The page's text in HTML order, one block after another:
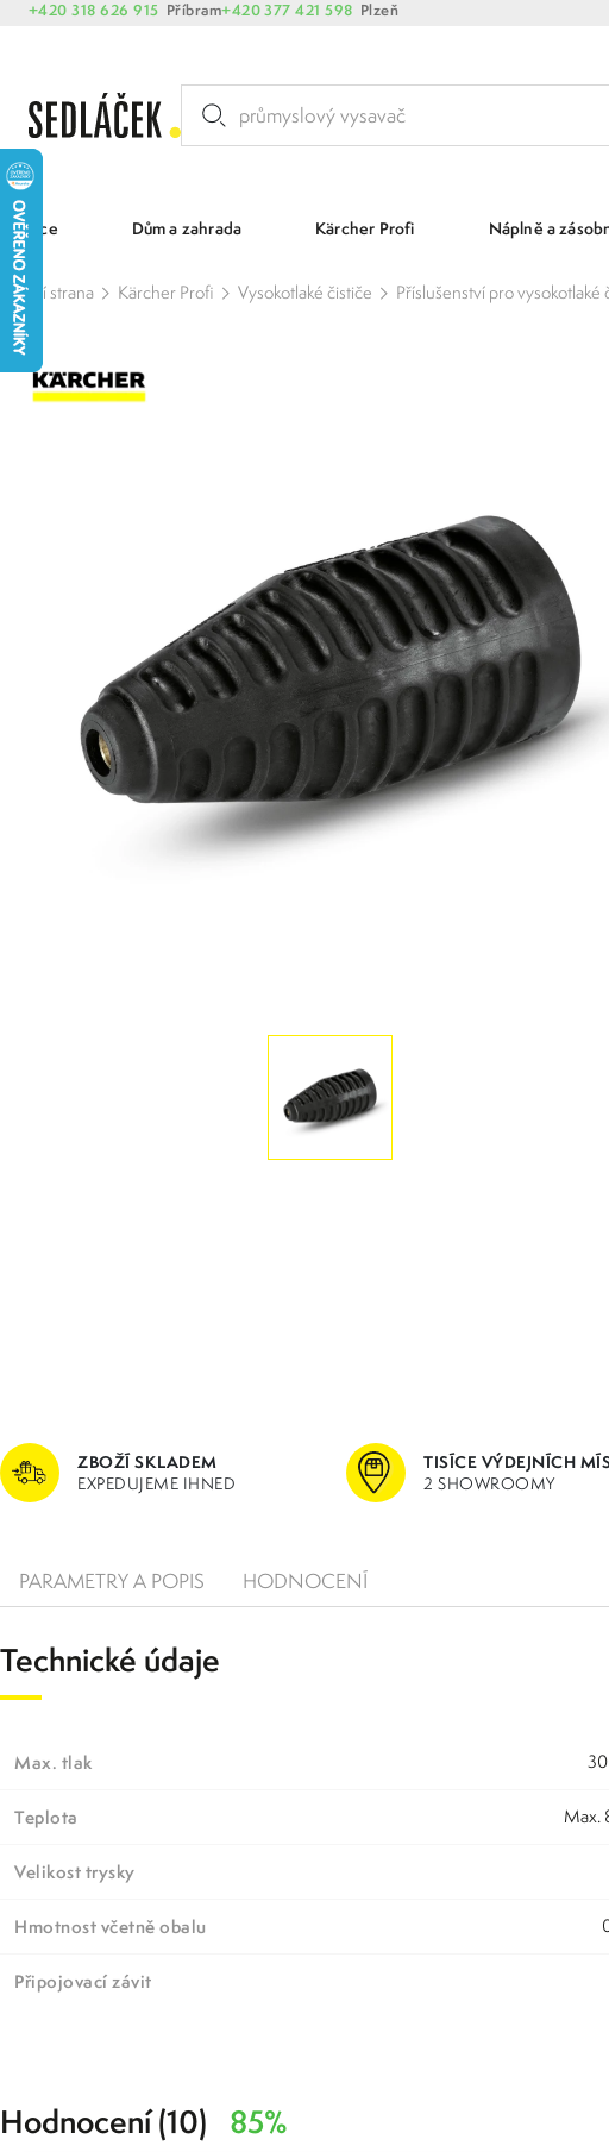
+420 318 626 915 Příbram+420 377 421 598 Plzeň
Akce Dům a zahrada Kärcher Profi Náplně a
Hlavní strana Kärcher Profi Vysokotlaké čističe Příslušenství pro vysokotlaké
ZBOŽÍ SKLADEM
EXPEDUJEME IHNED
TISÍCE VÝDEJNÍCH
2 SHOWROOMY
PARAMETRY A POPIS HODNOCENÍ
Technické údaje
Max. tlak
Teplota
Velikost trysky
Hmotnost včetně obalu
Připojovací závit
Hodnocení (10) 85%